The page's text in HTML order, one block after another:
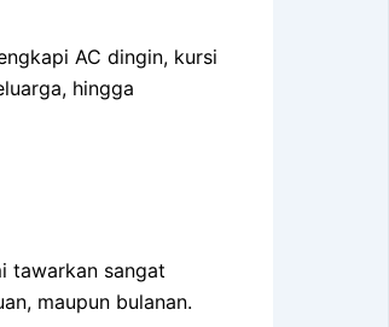
AC dingin, kursi
hingga
tawarkan sangat
maupun bulanan.